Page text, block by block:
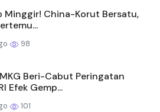
Minggir! China-Korut Bersatu,
98
Beri-Cabut Peringatan
Efek Gemp...
101